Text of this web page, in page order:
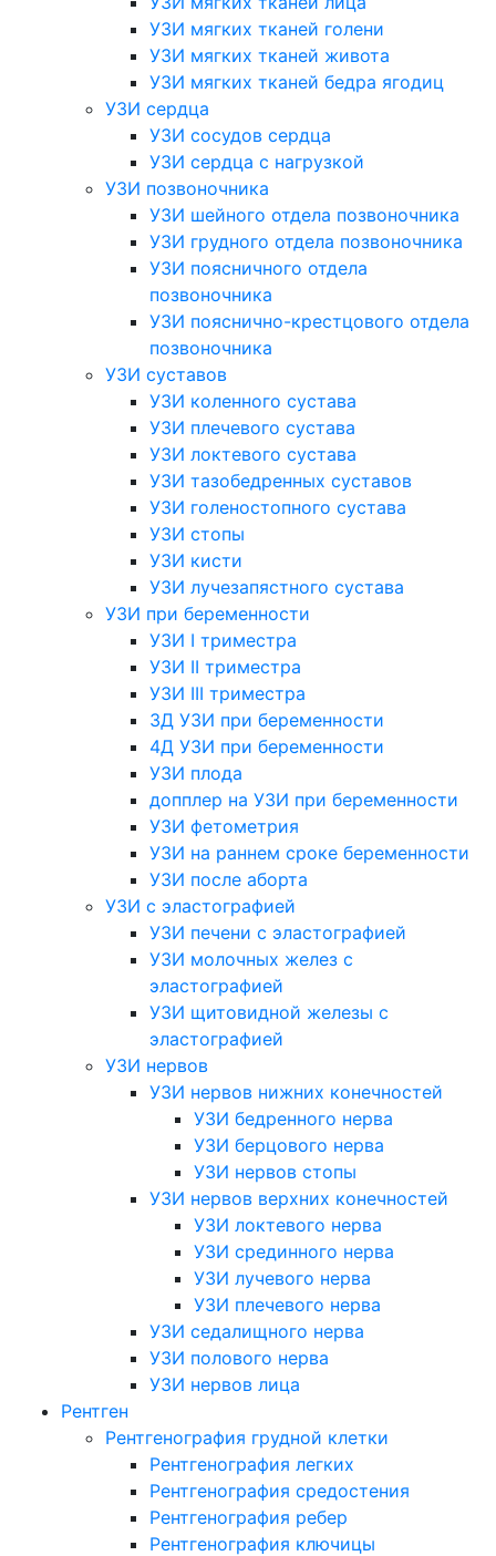
УЗИ мягких тканей голени
УЗИ мягких тканей живота
УЗИ мягких тканей бедра ягодиц
УЗИ сердца
УЗИ сосудов сердца
УЗИ сердца с нагрузкой
УЗИ позвоночника
УЗИ шейного отдела позвоночника
УЗИ грудного отдела позвоночника
УЗИ поясничного отдела
позвоночника
УЗИ пояснично-крестцового отдела
позвоночника
УЗИ суставов
УЗИ коленного сустава
УЗИ плечевого сустава
УЗИ локтевого сустава
УЗИ тазобедренных суставов
УЗИ голеностопного сустава
УЗИ стопы
УЗИ кисти
УЗИ лучезапястного сустава
УЗИ при беременности
УЗИ I триместра
УЗИ II триместра
УЗИ III триместра
3Д УЗИ при беременности
4Д УЗИ при беременности
УЗИ плода
допплер на УЗИ при беременности
УЗИ фетометрия
УЗИ на раннем сроке беременности
УЗИ после аборта
УЗИ с эластографией
УЗИ печени с эластографией
УЗИ молочных желез с
эластографией
УЗИ щитовидной железы с
эластографией
УЗИ нервов
УЗИ нервов нижних конечностей
УЗИ бедренного нерва
УЗИ берцового нерва
УЗИ нервов стопы
УЗИ нервов верхних конечностей
УЗИ локтевого нерва
УЗИ срединного нерва
УЗИ лучевого нерва
УЗИ плечевого нерва
УЗИ седалищного нерва
УЗИ полового нерва
УЗИ нервов лица
Рентген
Рентгенография грудной клетки
Рентгенография легких
Рентгенография средостения
Рентгенография ребер
Рентгенография ключицы